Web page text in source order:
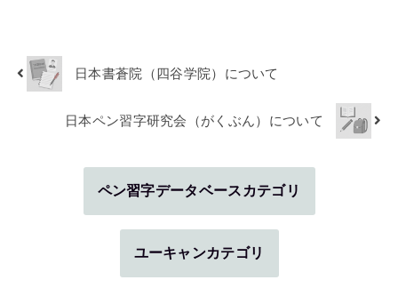
日本書蒼院（四谷学院）について
日本ペン習字研究会（がくぶん）について
ペン習字データベースカテゴリ
ユーキャンカテゴリ